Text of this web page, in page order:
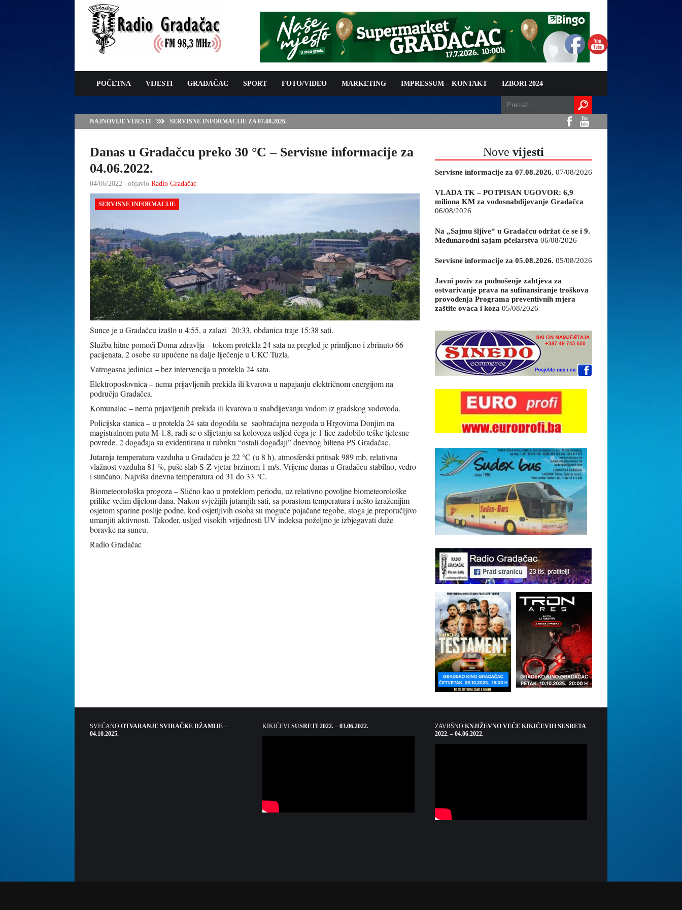
POČETNA VIJESTI GRADAČAC SPORT FOTO/VIDEO MARKETING IMPRESSUM – KONTAKT IZBORI 2024
NAJNOVIJE VIJESTI
VLADA TK – POTPISAN UGOVOR: 6,9 MILIONA KM ZA VODOSNABDIJEVANJE
GRADAČCA
Danas u Gradačcu preko 30 °C – Servisne informacije za
04.06.2022.
04/06/2022 | objavio Radio Gradačac
SERVISNE INFORMACIJE
Sunce je u Gradačcu izašlo u 4:55, a zalazi 20:33, obdanica traje 15:38 sati.
Služba hitne pomoći Doma zdravlja – tokom protekla 24 sata na pregled je primljeno i zbrinuto 66
pacijenata, 2 osobe su upućene na dalje liječenje u UKC Tuzla.
Vatrogasna jedinica – bez intervencija u protekla 24 sata.
Elektroposlovnica – nema prijavljenih prekida ili kvarova u napajanju električnom energijom na
području Gradačca.
Komunalac – nema prijavljenih prekida ili kvarova u snabdijevanju vodom iz gradskog vodovoda.
Policijska stanica – u protekla 24 sata dogodila se saobraćajna nezgoda u Hrgovima Donjim na
magistralnom putu M-1.8, radi se o slijetanju sa kolovoza usljed čega je 1 lice zadobilo teške tjelesne
povrede. 2 događaja su evidentirana u rubriku “ostali događaji” dnevnog biltena PS Gradačac.
Jutarnja temperatura vazduha u Gradačcu je 22 °C (u 8 h), atmosferski pritisak 989 mb, relativna
vlažnost vazduha 81 %, puše slab S-Z vjetar brzinom 1 m/s. Vrijeme danas u Gradačcu stabilno, vedro
i sunčano. Najviša dnevna temperatura od 31 do 33 °C.
Biometeorološka progoza – Slično kao u proteklom periodu, uz relativno povoljne biometeorološke
prilike većim dijelom dana. Nakon svježijih jutarnjih sati, sa porastom temperatura i nešto izraženijim
osjetom sparine poslije podne, kod osjetljivih osoba su moguće pojačane tegobe, stoga je preporučljivo
umanjiti aktivnosti. Također, usljed visokih vrijednosti UV indeksa poželjno je izbjegavati duže
boravke na suncu.
Radio Gradačac
Nove vijesti
Servisne informacije za 07.08.2026. 07/08/2026
VLADA TK – POTPISAN UGOVOR: 6,9
miliona KM za vodosnabdijevanje Gradačca
06/08/2026
Na „Sajmu šljive“ u Gradačcu održat će se i 9.
Međunarodni sajam pčelarstva 06/08/2026
Servisne informacije za 05.08.2026. 05/08/2026
Javni poziv za podnošenje zahtjeva za
ostvarivanje prava na sufinansiranje troškova
provođenja Programa preventivnih mjera
zaštite ovaca i koza 05/08/2026
SVEČANO OTVARANJE SVIRAČKE DŽAMIJE –
04.10.2025.
KIKIĆEVI SUSRETI 2022. – 03.06.2022. ZAVRŠNO KNJIŽEVNO VEČE KIKIĆEVIH SUSRETA
2022. – 04.06.2022.